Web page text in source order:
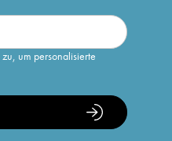
um personalisierte